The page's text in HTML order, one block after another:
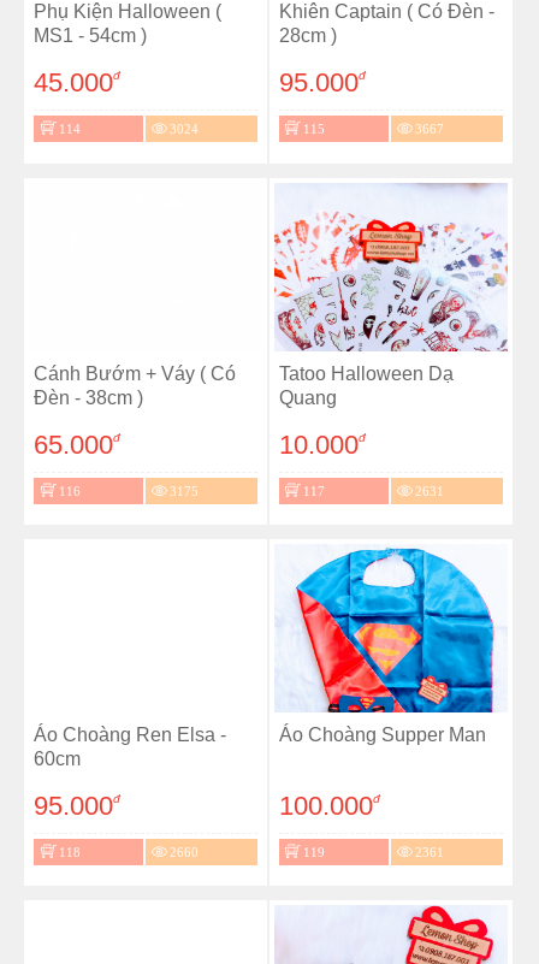
Phụ Kiện Halloween (
MS1 - 54cm )
45.000đ
114 3024
Khiên Captain ( Có Đèn -
28cm )
95.000đ
115 3667
Cánh Bướm + Váy ( Có
Đèn - 38cm )
65.000đ
116 3175
Tatoo Halloween Dạ
Quang
10.000đ
117 2631
Áo Choàng Ren Elsa -
60cm
95.000đ
118 2660
Áo Choàng Supper Man
100.000đ
119 2361